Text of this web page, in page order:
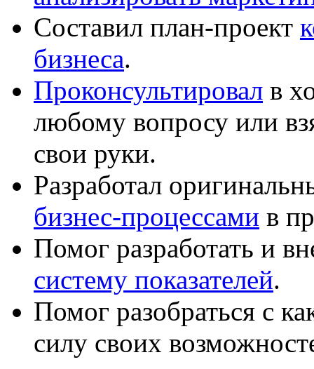
Составил план-проект
бизнеса.
Проконсультировал в
любому вопросу или
свои руки.
Разработал
бизнес-процессами в
Помог разработать и
систему показателей.
Помог разобраться с
силу своих